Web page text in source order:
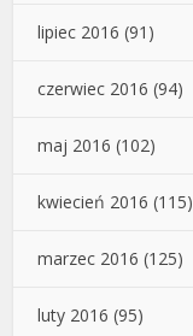
lipiec 2016 (91)
czerwiec 2016 (94)
maj 2016 (102)
kwiecień 2016 (115)
marzec 2016 (125)
luty 2016 (95)